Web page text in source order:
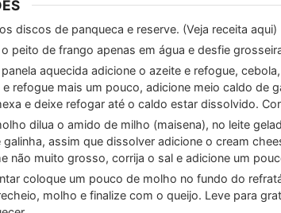
discos de panqueca e reserve. (Veja receita aqui)
peito de frango apenas em água e desfie
panela aquecida adicione o azeite e refogue,
refogue mais um pouco, adicione meio caldo de
e deixe refogar até o caldo estar dissolvido.
dilua o amido de milho (maisena), no leite
galinha, assim que dissolver adicione o cream
não muito grosso, corrija o sal e adicione um
coloque um pouco de molho no fundo do
molho e finalize com o queijo. Leve para